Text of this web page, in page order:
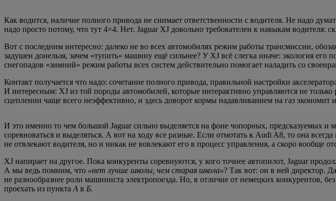
Как водится, наличие полного привода не снимает ответственности с водителя. Не надо
надо просто потому, что тут 4×4. Нет. Jaguar XJ довольно требователен к навыкам водителя:
Вот с последним интересно: далеко не во всех автомобилях режим работы трансмиссии,
задушен донельзя, зачем «тупить» машину ещё сильнее? У XJ всё слегка иначе: экология
снегопадов «зимний» режим работы всех систем действительно помогает наладить со
Контакт получается что надо: сочетание полного привода, правильной настройки
И интересным: XJ из той породы автомобилей, которые интерактивно управляются не
сцеплении чаще всего неэффективно, и здесь доворот кормы надавливанием на газ
И это именно то чем большой Jaguar сильно выделяется на фоне чопорных, предсказуемых
соревноваться и выделяться. А вот на ходу все разные. Если отмотать к Audi A8, то она
не отвлекают водителя, но и никак не вовлекают его в процесс управления, а скоро вообще
XJ напирает на другое. Пока конкуренты соревнуются, у кого точнее автопилот, Jaguar
А мы ведь помним, что «нет лучше школы, чем старая школа»? Так вот: он в ней директор.
не разнообразнее роли машиниста электропоезда. Но, в отличие от немецких конкурентов,
проехать из пунктаА в Б.